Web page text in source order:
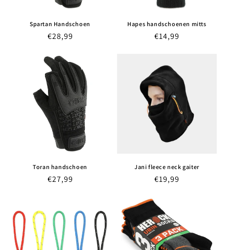
Spartan Handschoen
Normale
€28,99
Hapes handschoenen mitts
Normale
€14,99
Toran handschoen
Normale
€27,99
Jani fleece neck gaiter
Normale
€19,99